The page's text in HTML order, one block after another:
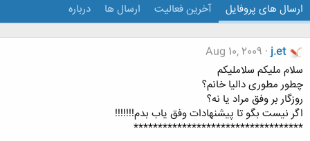
ارسال های پروفایل آخرین فعالیت ارسال ها درباره
j.et
Aug 10, 2009
سلام ملیکم سلاملیکم
چطور مطوری دالیا خانم؟
روزگار بر وفق مراد یا نه؟
اگر نیست بگو تا پیشنهادات وفق یاب بدم!!!!!!!
***********************************